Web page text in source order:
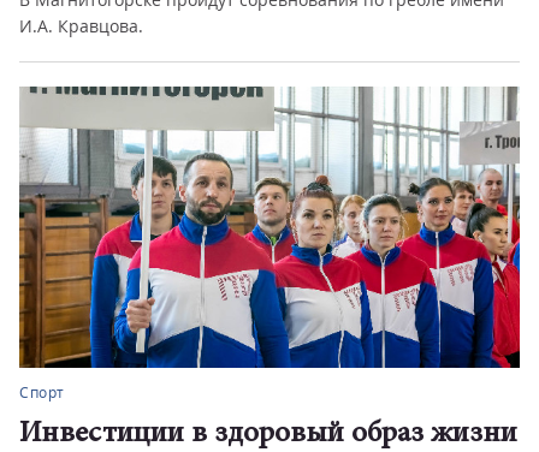
И.А. Кравцова.
Спорт
Инвестиции в здоровый образ жизни